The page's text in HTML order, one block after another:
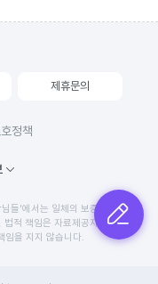
글쓰기
제휴문의
정책
들'에서는 일체의 보증 및
적 책임은 자료제공자에게
임을 지지 않습니다.